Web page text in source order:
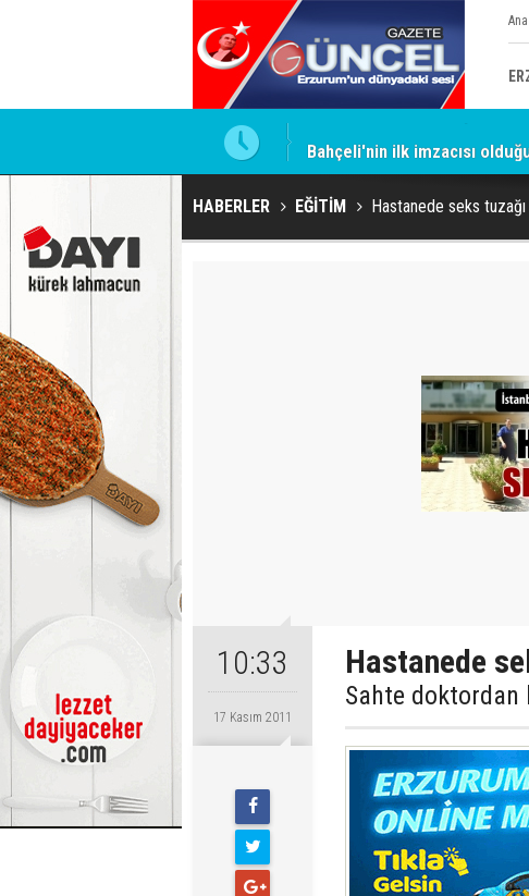
Bahçeli'nin ilk imzacısı
HABERLER EĞİTİM Hastanede seks tuzağı
10:33
17 Kasım 2011
Hastanede
Sahte doktordan